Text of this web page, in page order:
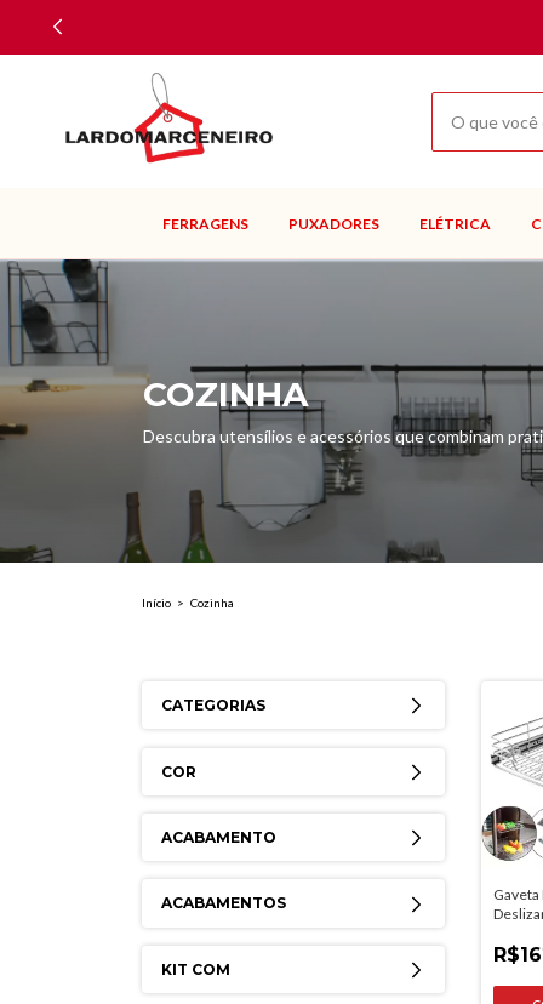
FERRAGENS PUXADORES ELÉTRICA
COZINHA
Descubra utensílios e acessórios que combinam
Início > Cozinha
CATEGORIAS
COR
ACABAMENTO
ACABAMENTOS
KIT COM